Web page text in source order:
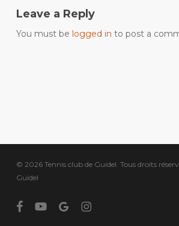
Leave a Reply
You must be logged in to post a
© 2026 Tennis club de Guidel. Tous droits
Guidel